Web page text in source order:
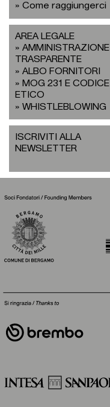
Come raggiungerci
AREA LEGALE
AMMINISTRAZIONE
TRASPARENTE
ALBO FORNITORI
MOG 231 E CODICE
ETICO
WHISTLEBLOWING
ISCRIVITI ALLA
NEWSLETTER